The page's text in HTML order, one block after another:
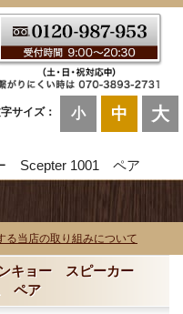
サイズ： 小 中 大
Scepter 1001 ペア
る当店の取り組みについて
キョー スピーカー
ペア